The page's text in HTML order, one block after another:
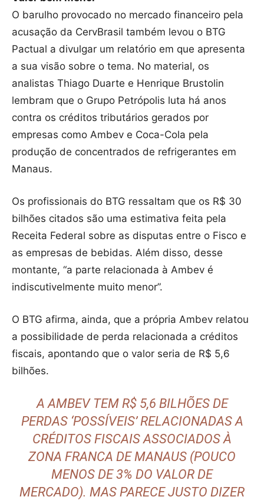
O barulho provocado no mercado financeiro pela
acusação da CervBrasil também levou o BTG
Pactual a divulgar um relatório em que apresenta
a sua visão sobre o tema. No material, os
analistas Thiago Duarte e Henrique Brustolin
lembram que o Grupo Petrópolis luta há anos
contra os créditos tributários gerados por
empresas como Ambev e Coca-Cola pela
produção de concentrados de refrigerantes em
Manaus.
Os profissionais do BTG ressaltam que os R$ 30
bilhões citados são uma estimativa feita pela
Receita Federal sobre as disputas entre o Fisco e
as empresas de bebidas. Além disso, desse
montante, “a parte relacionada à Ambev é
indiscutivelmente muito menor”.
O BTG afirma, ainda, que a própria Ambev relatou
a possibilidade de perda relacionada a créditos
fiscais, apontando que o valor seria de R$ 5,6
bilhões.
A AMBEV TEM R$ 5,6 BILHÕES DE
PERDAS ‘POSSÍVEIS’ RELACIONADAS A
CRÉDITOS FISCAIS ASSOCIADOS À
ZONA FRANCA DE MANAUS (POUCO
MENOS DE 3% DO VALOR DE
MERCADO). MAS PARECE JUSTO DIZER